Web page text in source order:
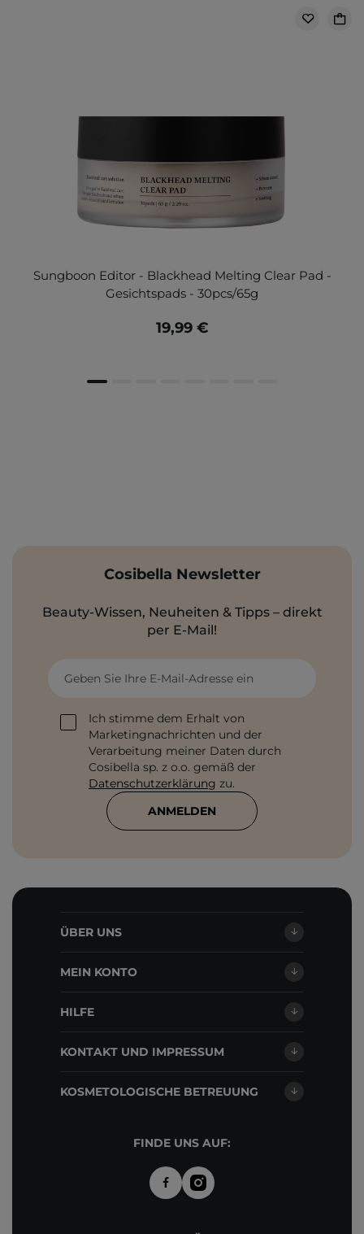
Sungboon Editor - Blackhead Melting Clear Pad -
Gesichtspads - 30pcs/65g
19,99 €
Cosibella Newsletter
Beauty-Wissen, Neuheiten & Tipps – direkt
per E-Mail!
Geben Sie Ihre E-Mail-Adresse ein
Ich stimme dem Erhalt von
Marketingnachrichten und der
Verarbeitung meiner Daten durch
Cosibella sp. z o.o. gemäß der
Datenschutzerklärung zu.
ANMELDEN
ÜBER UNS
MEIN KONTO
HILFE
KONTAKT UND IMPRESSUM
KOSMETOLOGISCHE BETREUUNG
FINDE UNS AUF: